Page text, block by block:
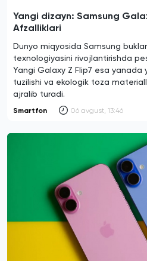
Yangi dizayn: Samsung
Afzalliklari
Dunyo miqyosida Samsung
texnologiyasini rivojlantirishda
Yangi Galaxy Z Flip7 esa
tuzilishi va ekologik toza
ajralib turadi.
Smartfon 06 avgust, 13:46